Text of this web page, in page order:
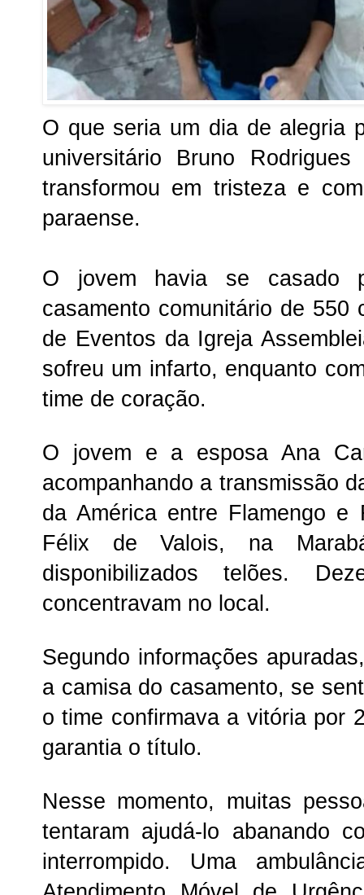
O que seria um dia de alegria
universitário Bruno
transformou em tristeza e
paraense.
O jovem havia se casado
casamento comunitário de 550
de Eventos da Igreja
sofreu um infarto, enquanto
time de coração.
O jovem e a esposa Ana
acompanhando a transmissão
da América entre Flamengo
Félix de Valois, na
disponibilizados telões.
concentravam no local.
Segundo informações
a camisa do casamento, se
o time confirmava a vitória por
garantia o título.
Nesse momento, muitas
tentaram ajudá-lo abanando
interrompido. Uma